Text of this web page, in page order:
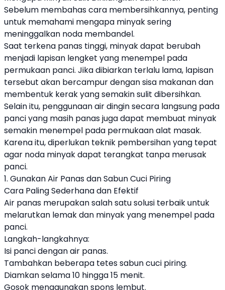
Sebelum membahas cara membersihkannya, penting
untuk memahami mengapa minyak sering
meninggalkan noda membandel.
Saat terkena panas tinggi, minyak dapat berubah
menjadi lapisan lengket yang menempel pada
permukaan panci. Jika dibiarkan terlalu lama, lapisan
tersebut akan bercampur dengan sisa makanan dan
membentuk kerak yang semakin sulit dibersihkan.
Selain itu, penggunaan air dingin secara langsung pada
panci yang masih panas juga dapat membuat minyak
semakin menempel pada permukaan alat masak.
Karena itu, diperlukan teknik pembersihan yang tepat
agar noda minyak dapat terangkat tanpa merusak
panci.
1. Gunakan Air Panas dan Sabun Cuci Piring
Cara Paling Sederhana dan Efektif
Air panas merupakan salah satu solusi terbaik untuk
melarutkan lemak dan minyak yang menempel pada
panci.
Langkah-langkahnya:
Isi panci dengan air panas.
Tambahkan beberapa tetes sabun cuci piring.
Diamkan selama 10 hingga 15 menit.
Gosok menggunakan spons lembut.